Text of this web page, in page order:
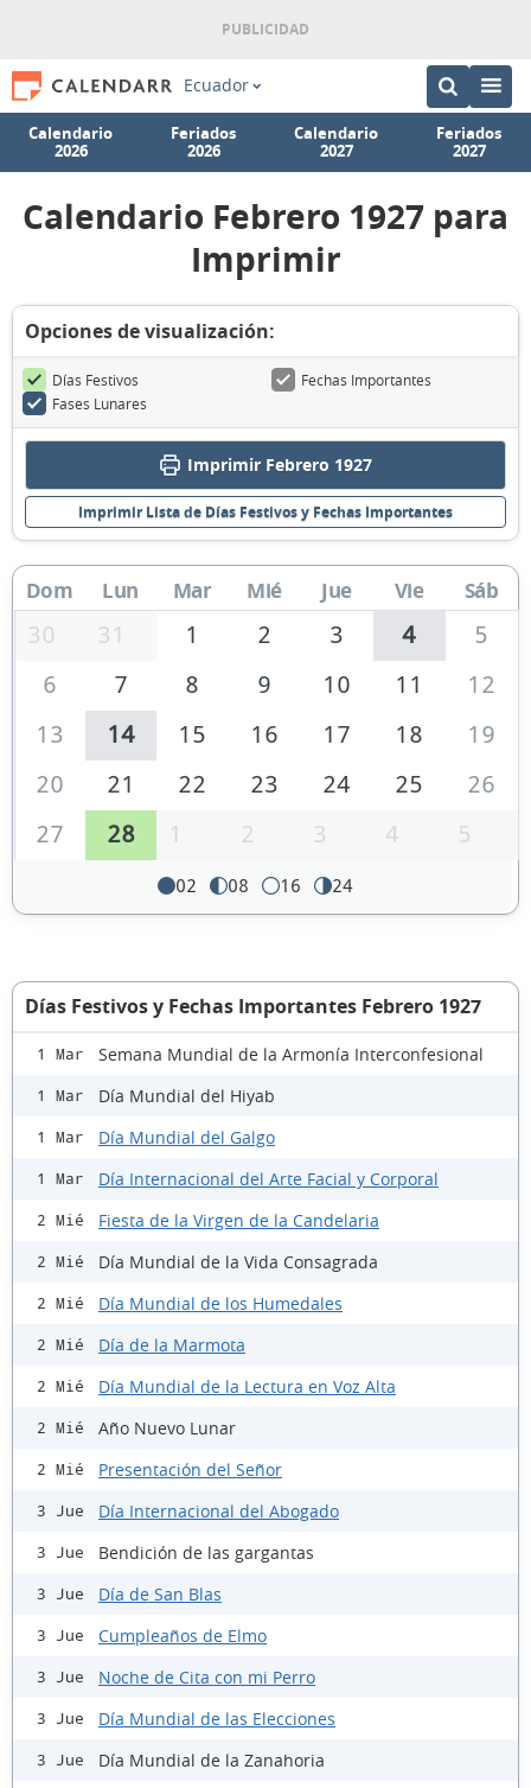
Ecuador
Calendario
2026
Feriados
2026
Calendario
2027
Feriados
2027
Calendario Febrero 1927 para
Imprimir
Opciones de visualización:
Días Festivos
Fechas Importantes
Fases Lunares
Imprimir Febrero 1927
Imprimir Lista de Días Festivos y Fechas Importantes
Dom Lun Mar Mié Jue Vie Sáb
30 31 1 2 3 4
5
6
7 8 9 10 11
12
13
14 15 16 17 18
19
20
21 22 23 24 25
26
27
28 1 2 3 4 5
02 08 16 24
Días Festivos y Fechas Importantes Febrero 1927
1 Mar Semana Mundial de la Armonía Interconfesional
1 Mar Día Mundial del Hiyab
1 Mar Día Mundial del Galgo
1 Mar Día Internacional del Arte Facial y Corporal
2 Mié Fiesta de la Virgen de la Candelaria
2 Mié Día Mundial de la Vida Consagrada
2 Mié Día Mundial de los Humedales
2 Mié Día de la Marmota
2 Mié Día Mundial de la Lectura en Voz Alta
2 Mié Año Nuevo Lunar
2 Mié Presentación del Señor
3 Jue Día Internacional del Abogado
3 Jue Bendición de las gargantas
3 Jue Día de San Blas
3 Jue Cumpleaños de Elmo
3 Jue Noche de Cita con mi Perro
3 Jue Día Mundial de las Elecciones
3 Jue Día Mundial de la Zanahoria